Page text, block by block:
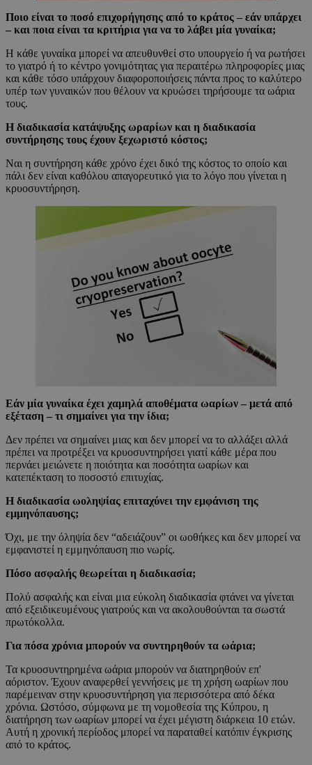
Ποιο είναι το ποσό επιχορήγησης από το κράτος – εάν υπάρχει
– και ποια είναι τα κριτήρια για να το λάβει μία γυναίκα;
Η κάθε γυναίκα μπορεί να απευθυνθεί στο υπουργείο ή να ρωτήσει
το γιατρό ή το κέντρο γονιμότητας για περαιτέρω πληροφορίες μιας
και κάθε τόσο υπάρχουν διαφοροποιήσεις πάντα προς το καλύτερο
υπέρ των γυναικών που θέλουν να κρυώσει τηρήσουμε τα ωάρια
τους.
Η διαδικασία κατάψυξης ωραρίων και η διαδικασία
συντήρησης τους έχουν ξεχωριστό κόστος;
Ναι η συντήρηση κάθε χρόνο έχει δικό της κόστος το οποίο και
πάλι δεν είναι καθόλου απαγορευτικό για το λόγο που γίνεται η
κρυοσυντήρηση.
Εάν μία γυναίκα έχει χαμηλά αποθέματα ωαρίων – μετά από
εξέταση – τι σημαίνει για την ίδια;
Δεν πρέπει να σημαίνει μιας και δεν μπορεί να το αλλάξει αλλά
πρέπει να προτρέξει να κρυοσυντηρήσει γιατί κάθε μέρα που
περνάει μειώνετε η ποιότητα και ποσότητα ωαρίων και
κατεπέκταση το ποσοστό επιτυχίας.
Η διαδικασία ωοληψίας επιταχύνει την εμφάνιση της
εμμηνόπαυσης;
Όχι, με την όληψία δεν “αδειάζουν” οι ωοθήκες και δεν μπορεί να
εμφανιστεί η εμμηνόπαυση πιο νωρίς.
Πόσο ασφαλής θεωρείται η διαδικασία;
Πολύ ασφαλής και είναι μια εύκολη διαδικασία φτάνει να γίνεται
από εξειδικευμένους γιατρούς και να ακολουθούνται τα σωστά
πρωτόκολλα.
Για πόσα χρόνια μπορούν να συντηρηθούν τα ωάρια;
Τα κρυοσυντηρημένα ωάρια μπορούν να διατηρηθούν επ'
αόριστον. Έχουν αναφερθεί γεννήσεις με τη χρήση ωαρίων που
παρέμειναν στην κρυοσυντήρηση για περισσότερα από δέκα
χρόνια. Ωστόσο, σύμφωνα με τη νομοθεσία της Κύπρου, η
διατήρηση των ωαρίων μπορεί να έχει μέγιστη διάρκεια 10 ετών.
Αυτή η χρονική περίοδος μπορεί να παραταθεί κατόπιν έγκρισης
από το κράτος.